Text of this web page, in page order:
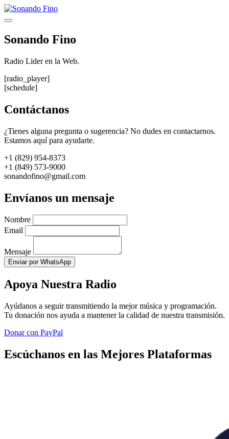
Saltar
al
Menú
Sonando Fino
Radio Lider en la Web.
[radio_player]
[schedule]
Contáctanos
¿Tienes alguna pregunta o sugerencia? No dudes en contactarnos.
Estamos aquí para ayudarte.
+1 (829) 954-8373
+1 (849) 573-9000
sonandofino@gmail.com
Envíanos un mensaje
Nombre
Email
Mensaje
Enviar por WhatsApp
Apoya Nuestra Radio
Ayúdanos a seguir transmitiendo la mejor música y programación.
Tu donación nos ayuda a mantener la calidad de nuestra transmisión.
Donar con PayPal
Escúchanos en las Mejores Plataformas